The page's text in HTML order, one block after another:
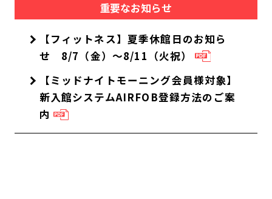
重要なお知らせ
【フィットネス】夏季休館日のお知ら
せ 8/7（金）～8/11（火祝）
【ミッドナイトモーニング会員様対象】
新入館システムAIRFOB登録方法のご案
内